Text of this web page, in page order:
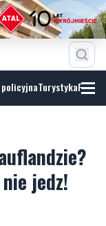
Turystyka